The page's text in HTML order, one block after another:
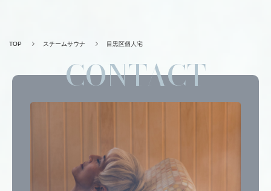
TOP スチームサウナ 目黒区個人宅
CONTACT